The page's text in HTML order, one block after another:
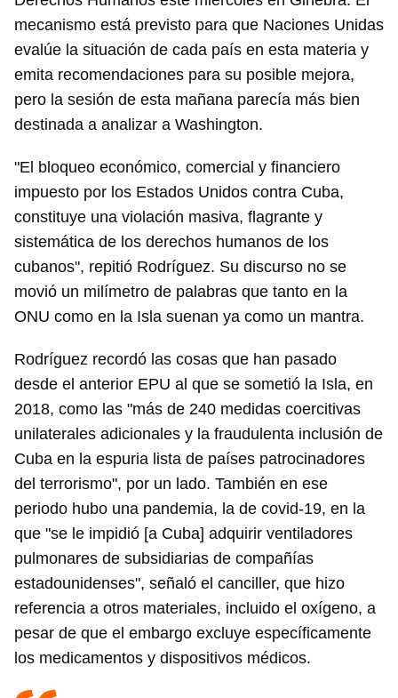
mecanismo está previsto para que Naciones Unidas
evalúe la situación de cada país en esta materia y
emita recomendaciones para su posible mejora,
pero la sesión de esta mañana parecía más bien
destinada a analizar a Washington.
"El bloqueo económico, comercial y financiero
impuesto por los Estados Unidos contra Cuba,
constituye una violación masiva, flagrante y
sistemática de los derechos humanos de los
cubanos", repitió Rodríguez. Su discurso no se
movió un milímetro de palabras que tanto en la
ONU como en la Isla suenan ya como un mantra.
Rodríguez recordó las cosas que han pasado
desde el anterior EPU al que se sometió la Isla, en
2018, como las "más de 240 medidas coercitivas
unilaterales adicionales y la fraudulenta inclusión de
Cuba en la espuria lista de países patrocinadores
del terrorismo", por un lado. También en ese
periodo hubo una pandemia, la de covid-19, en la
que "se le impidió [a Cuba] adquirir ventiladores
pulmonares de subsidiarias de compañías
estadounidenses", señaló el canciller, que hizo
referencia a otros materiales, incluido el oxígeno, a
pesar de que el embargo excluye específicamente
los medicamentos y dispositivos médicos.